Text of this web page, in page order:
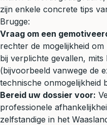
zijn enkele concrete tips
Brugge:
Vraag om een
rechter de mogelijkheid
bij verplichte gevallen,
(bijvoorbeeld vanwege de
technische onmogelijkheid
Bereid uw dossier voor:
professionele
zelfstandige in het